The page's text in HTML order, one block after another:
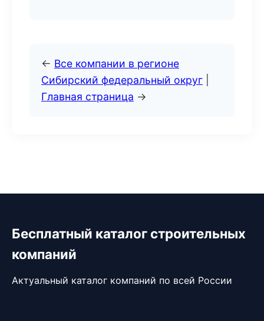
← Все компании в регионе
Сибирский федеральный округ
Главная страница →
Бесплатный каталог строительных
компаний
Актуальный каталог компаний по всей России